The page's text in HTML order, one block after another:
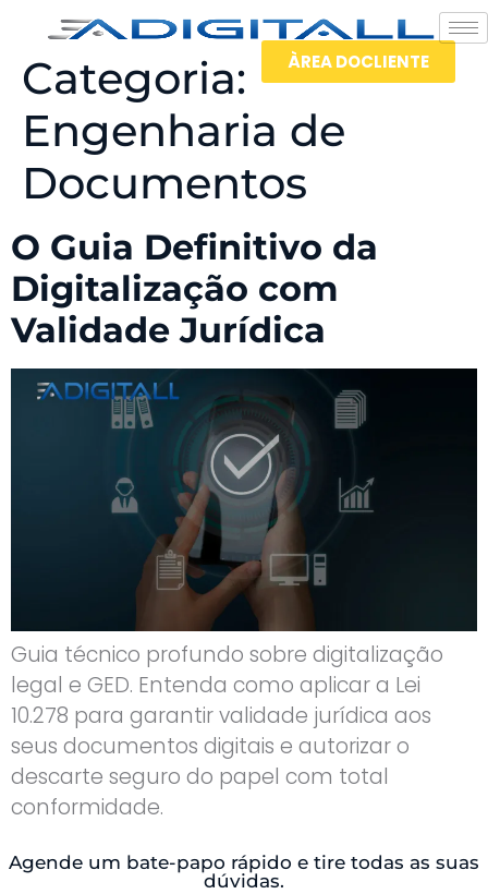
ÀREA DOCLIENTE
Categoria:
Engenharia de
Documentos
O Guia Definitivo da
Digitalização com
Validade Jurídica
Guia técnico profundo sobre digitalização
legal e GED. Entenda como aplicar a Lei
10.278 para garantir validade jurídica aos
seus documentos digitais e autorizar o
descarte seguro do papel com total
conformidade.
Agende um bate-papo rápido e tire todas as suas
dúvidas.